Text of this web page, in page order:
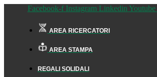
Facebook-f Instagram Linkedin Youtube
AREA RICERCATORI
AREA STAMPA
REGALI SOLIDALI